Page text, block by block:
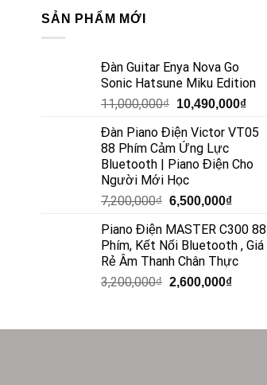
SẢN PHẨM MỚI
Đàn Guitar Enya Nova Go
Sonic Hatsune Miku Edition
11,000,000₫ 10,490,000₫
Đàn Piano Điện Victor VT05
88 Phím Cảm Ứng Lực
Bluetooth | Piano Điện Cho
Người Mới Học
7,200,000₫ 6,500,000₫
Piano Điện MASTER C300 88
Phím, Kết Nối Bluetooth , Giá
Rẻ Âm Thanh Chân Thực
3,200,000₫ 2,600,000₫